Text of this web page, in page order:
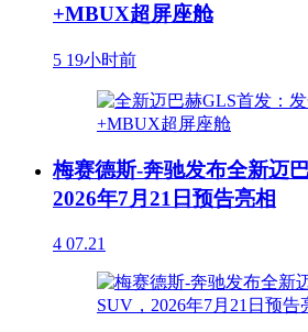
+MBUX超屏座舱
5 19小时前
梅赛德斯-奔驰发布全新迈
2026年7月21日预告亮相
4 07.21